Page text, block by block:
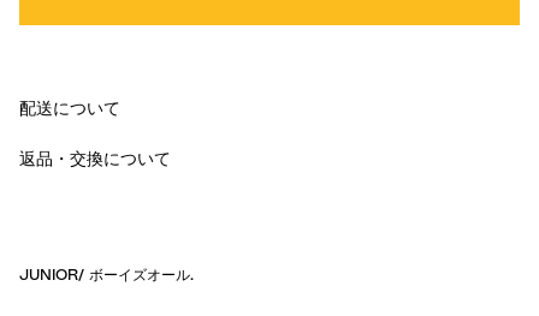
配送について
返品・交換について
JUNIOR/ ボーイズオール.